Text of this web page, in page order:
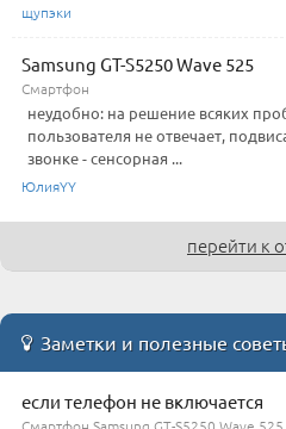
щупэки
Samsung GT-S5250 Wave 525
Смартфон
неудобно: на решение всяких
пользователя не отвечает,
звонке - сенсорная ...
ЮлияYY
перейти к
Заметки и полезные
если телефон не включается